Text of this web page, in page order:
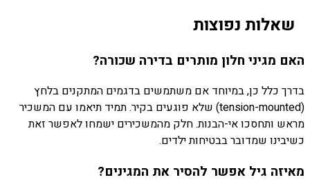
שאלות נפוצות
האם מגיני חלון מותרים בדירה שכורה?
בדרך כלל כן, במיוחד אם משתמשים בדגמים המתקנים בלחץ
(tension-mounted) שלא פוגעים בקיר. תמיד תיאמו עם המשכיר
מראש ותחסכו אי-הבנות. חלק מהמשכירים ישמחו לאפשר זאת
כשיבינו שמדובר בבטיחות ילדים.
מאיזה גיל אפשר להסיר את המגינים?